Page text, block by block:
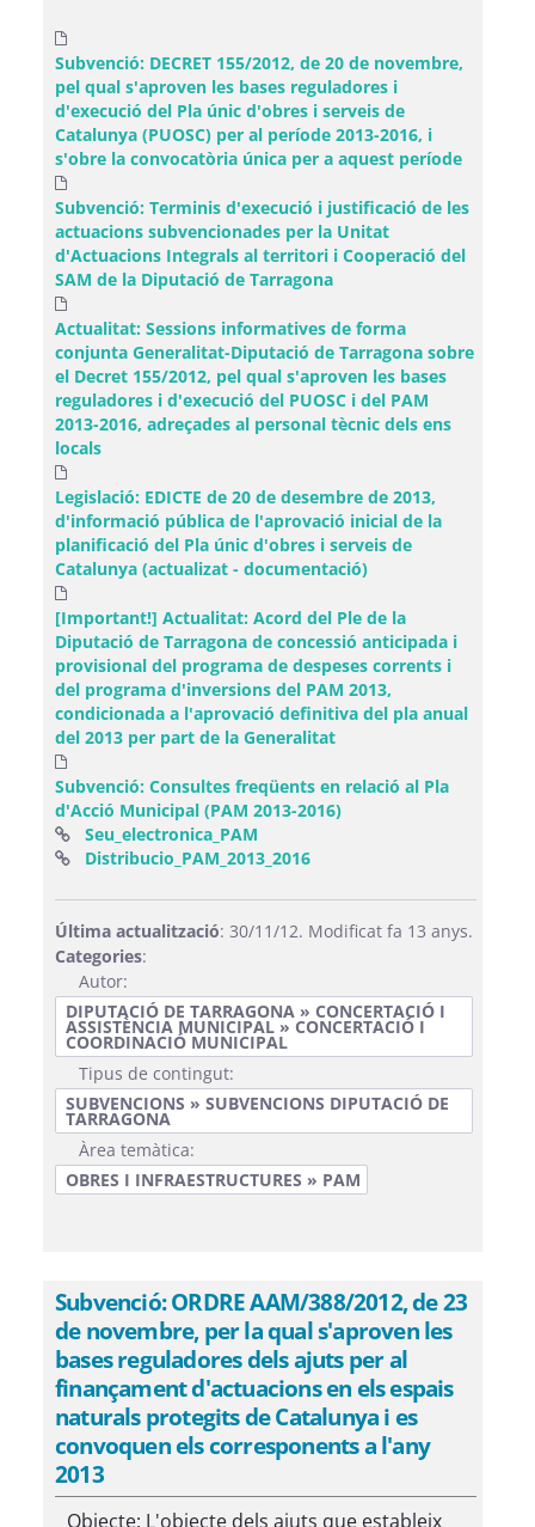
Subvenció: DECRET 155/2012, de 20 de novembre,
pel qual s'aproven les bases reguladores i
d'execució del Pla únic d'obres i serveis de
Catalunya (PUOSC) per al període 2013-2016, i
s'obre la convocatòria única per a aquest període
Subvenció: Terminis d'execució i justificació de les
actuacions subvencionades per la Unitat
d'Actuacions Integrals al territori i Cooperació del
SAM de la Diputació de Tarragona
Actualitat: Sessions informatives de forma
conjunta Generalitat-Diputació de Tarragona sobre
el Decret 155/2012, pel qual s'aproven les bases
reguladores i d'execució del PUOSC i del PAM
2013-2016, adreçades al personal tècnic dels ens
locals
Legislació: EDICTE de 20 de desembre de 2013,
d'informació pública de l'aprovació inicial de la
planificació del Pla únic d'obres i serveis de
Catalunya (actualizat - documentació)
[Important!] Actualitat: Acord del Ple de la
Diputació de Tarragona de concessió anticipada i
provisional del programa de despeses corrents i
del programa d'inversions del PAM 2013,
condicionada a l'aprovació definitiva del pla anual
del 2013 per part de la Generalitat
Subvenció: Consultes freqüents en relació al Pla
d'Acció Municipal (PAM 2013-2016)
Seu_electronica_PAM
Distribucio_PAM_2013_2016(Obre una finestra nova)
Última actualització: 30/11/12. Modificat fa 13 anys.
Categories:
Autor:
DIPUTACIÓ DE TARRAGONA » CONCERTACIÓ I
ASSISTÈNCIA MUNICIPAL » CONCERTACIÓ I
COORDINACIÓ MUNICIPAL
Tipus de contingut:
SUBVENCIONS » SUBVENCIONS DIPUTACIÓ DE
TARRAGONA
Àrea temàtica:
OBRES I INFRAESTRUCTURES » PAM
Subvenció: ORDRE AAM/388/2012, de 23
de novembre, per la qual s'aproven les
bases reguladores dels ajuts per al
finançament d'actuacions en els espais
naturals protegits de Catalunya i es
convoquen els corresponents a l'any
2013
Objecte: L'objecte dels ajuts que estableix